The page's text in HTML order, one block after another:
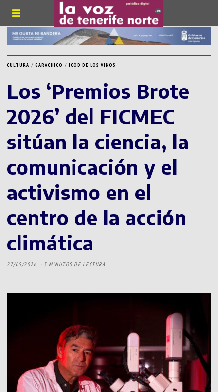
CULTURA / GARACHICO / ICOD DE LOS VINOS
Los ‘Premios Brote
2026’ del FICMEC
sitúan la ciencia, la
comunicación y el
activismo en el
centro de la acción
climática
27/05/2026 3 MINUTOS DE LECTURA